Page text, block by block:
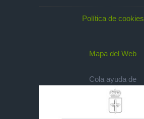
Política de cookies
Mapa del Web
Cola ayuda de